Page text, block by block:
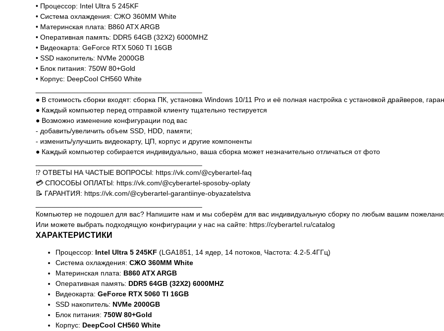
• Процессор: Intel Ultra 5 245KF
• Система охлаждения: СЖО 360MM White
• Материнская плата: B860 ATX ARGB
• Оперативная память: DDR5 64GB (32X2) 6000MHZ
• Видеокарта: GeForce RTX 5060 TI 16GB
• SSD накопитель: NVMe 2000GB
• Блок питания: 750W 80+Gold
• Корпус: DeepCool CH560 White
● В стоимость сборки входят: сборка ПК, установка Windows 10/11 Pro и её полная настройка с установкой драйверов,
● Каждый компьютер перед отправкой клиенту тщательно тестируется
● Возможно изменение конфигурации под вас
- добавить/увеличить объем SSD, HDD, памяти;
- изменить/улучшить видеокарту, ЦП, корпус и другие компоненты
● Каждый компьютер собирается индивидуально, ваша сборка может незначительно отличаться от фото
⁉️ ОТВЕТЫ НА ЧАСТЫЕ ВОПРОСЫ: https://vk.com/@cyberartel-faq
💳 СПОСОБЫ ОПЛАТЫ: https://vk.com/@cyberartel-sposoby-oplaty
📝 ГАРАНТИЯ: https://vk.com/@cyberartel-garantiinye-obyazatelstva
Компьютер не подошел для вас? Напишите нам и мы соберём для вас индивидуальную сборку по любым вашим
Или можете выбрать подходящую конфигурации у нас на сайте: https://cyberartel.ru/catalog
ХАРАКТЕРИСТИКИ
Процессор: Intel Ultra 5 245KF (LGA1851, 14 ядер, 14 потоков, Частота: 4.2-5.4ГГц)
Система охлаждения: СЖО 360MM White
Материнская плата: B860 ATX ARGB
Оперативная память: DDR5 64GB (32X2) 6000MHZ
Видеокарта: GeForce RTX 5060 TI 16GB
SSD накопитель: NVMe 2000GB
Блок питания: 750W 80+Gold
Корпус: DeepCool CH560 White